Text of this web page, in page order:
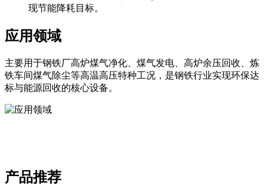
现节能降耗目标。
应用领域
主要用于钢铁厂高炉煤气净化、煤气发电、高炉余压回收、炼
铁车间煤气除尘等高温高压特种工况，是钢铁行业实现环保达
标与能源回收的核心设备。
产品推荐